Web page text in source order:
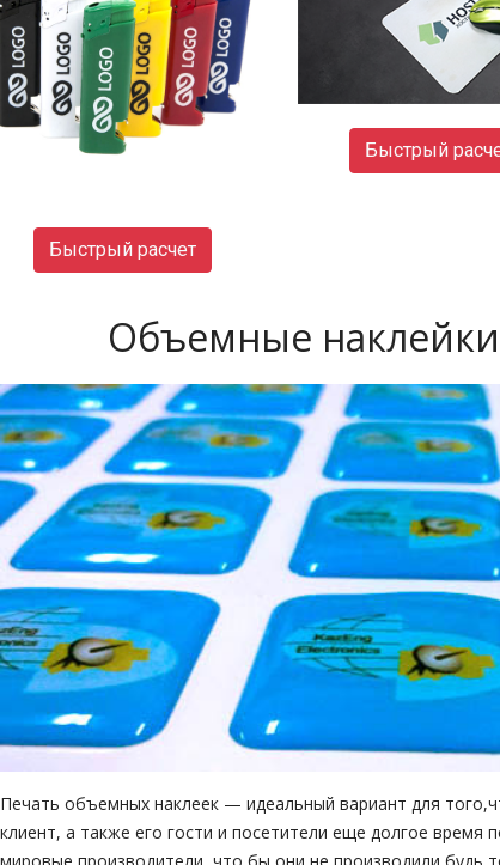
Быстрый расчет
Быстрый
Объемные
Печать объемных наклеек — идеальный вариант для
клиент, а также его гости и посетители еще долгое